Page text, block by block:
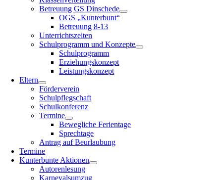
Betreuung GS Dinschede
OGS „Kunterbunt“
Betreuung 8-13
Unterrichtszeiten
Schulprogramm und Konzepte
Schulprogramm
Erziehungskonzept
Leistungskonzept
Eltern
Förderverein
Schulpflegschaft
Schulkonferenz
Termine
Bewegliche Ferientage
Sprechtage
Antrag auf Beurlaubung
Termine
Kunterbunte Aktionen
Autorenlesung
Karnevalsumzug